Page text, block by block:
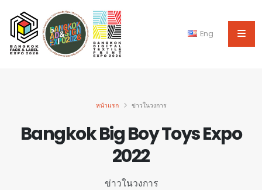
Eng
Bangkok Big Boy Toys Expo
2022
ข่าวในวงการ
หน้าแรก ข่าวในวงการ